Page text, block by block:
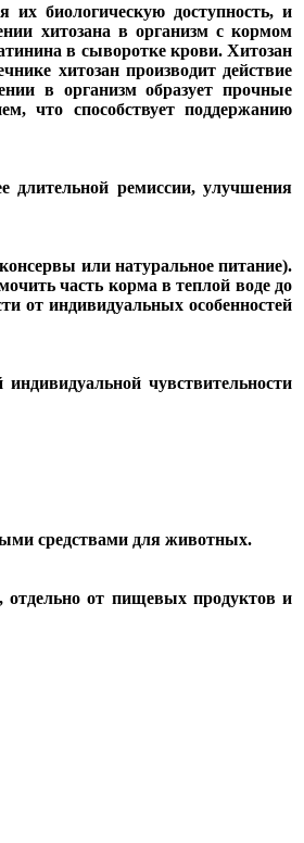
их биологическую доступность, и
хитозана в организм с кормом
в сыворотке крови. Хитозан
хитозан производит действие
в организм образует прочные
что способствует поддержанию
длительной ремиссии, улучшения
или натуральное питание).
часть корма в теплой воде до
от индивидуальных особенностей
чувствительности
средствами для животных.
отдельно от пищевых продуктов и